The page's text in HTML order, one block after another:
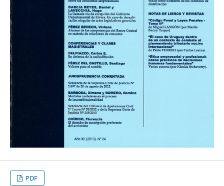
PDF